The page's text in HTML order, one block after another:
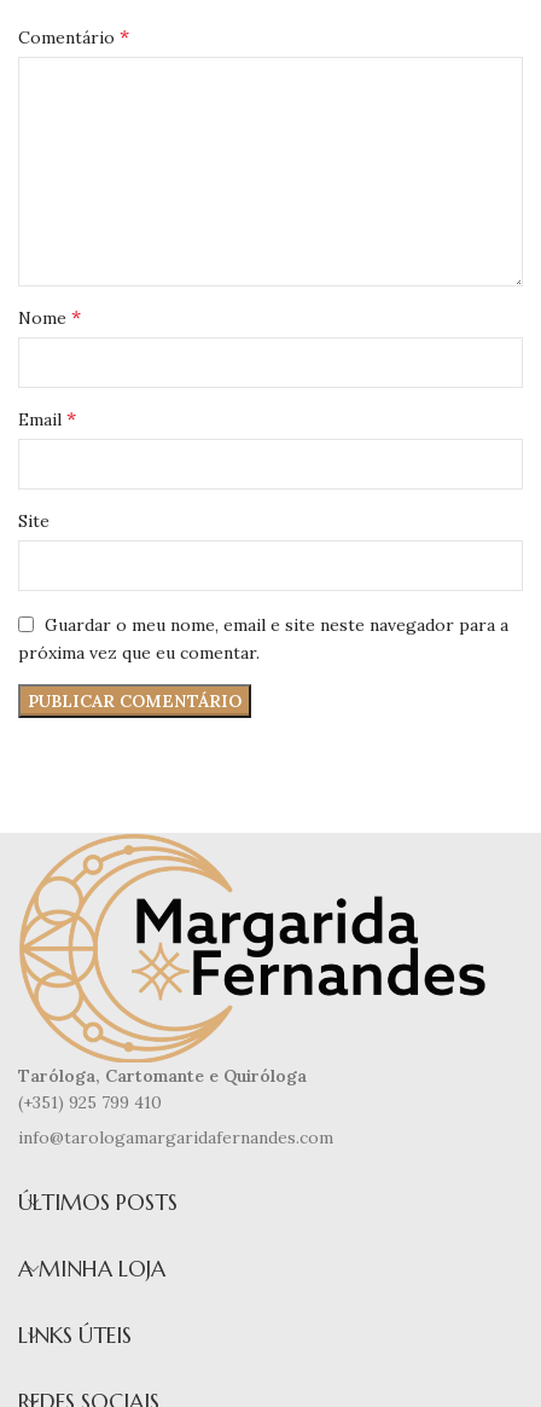
Comentário *
Nome *
Email *
Site
Guardar o meu nome, email e site neste navegador para a
próxima vez que eu comentar.
Taróloga, Cartomante e Quiróloga
(+351) 925 799 410
info@tarologamargaridafernandes.com
ÚLTIMOS POSTS
A MINHA LOJA
LINKS ÚTEIS